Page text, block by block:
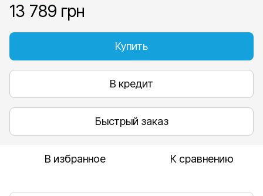
13 789 грн
Купить
В кредит
Быстрый заказ
В избранное К сравнению